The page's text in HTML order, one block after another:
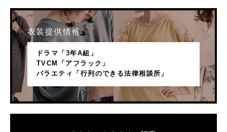
衣装提供情報
ドラマ「3年A組」
TVCM「アフラック」
バラエティ「行列のできる法律相談所」